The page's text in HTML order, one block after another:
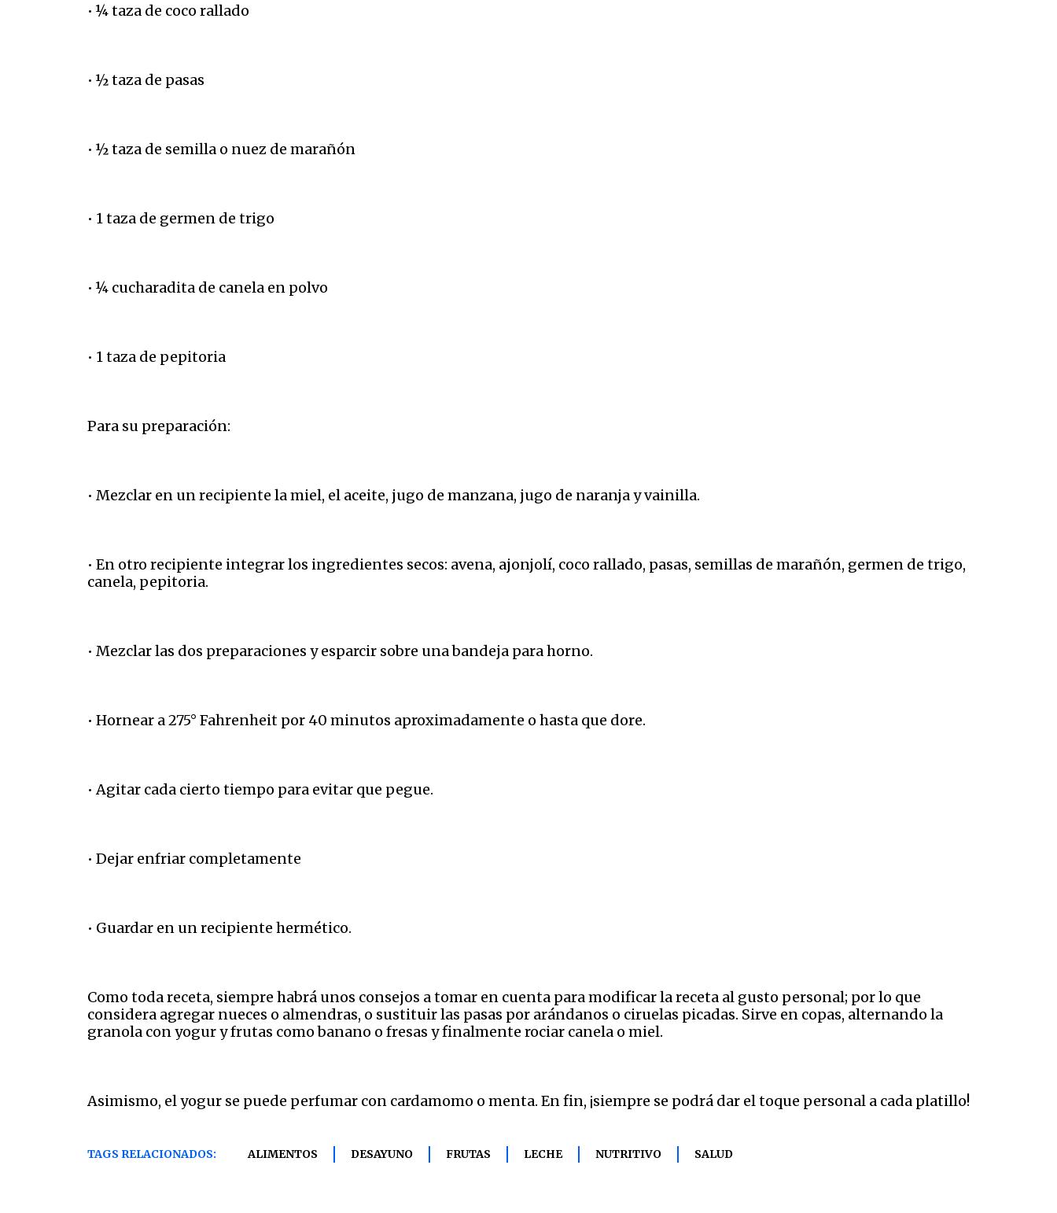
• ¼ taza de coco rallado
• ½ taza de pasas
• ½ taza de semilla o nuez de marañón
• 1 taza de germen de trigo
• ¼ cucharadita de canela en polvo
• 1 taza de pepitoria
Para su preparación:
• Mezclar en un recipiente la miel, el aceite, jugo de manzana, jugo de naranja y vainilla.
• En otro recipiente integrar los ingredientes secos: avena, ajonjolí, coco rallado, pasas, semillas de marañón, germen de trigo,
canela, pepitoria.
• Mezclar las dos preparaciones y esparcir sobre una bandeja para horno.
• Hornear a 275° Fahrenheit por 40 minutos aproximadamente o hasta que dore.
• Agitar cada cierto tiempo para evitar que pegue.
• Dejar enfriar completamente
• Guardar en un recipiente hermético.
Como toda receta, siempre habrá unos consejos a tomar en cuenta para modificar la receta al gusto personal; por lo que
considera agregar nueces o almendras, o sustituir las pasas por arándanos o ciruelas picadas. Sirve en copas, alternando la
granola con yogur y frutas como banano o fresas y finalmente rociar canela o miel.
Asimismo, el yogur se puede perfumar con cardamomo o menta. En fin, ¡siempre se podrá dar el toque personal a cada platillo!
TAGS RELACIONADOS: ALIMENTOS DESAYUNO FRUTAS LECHE NUTRITIVO SALUD